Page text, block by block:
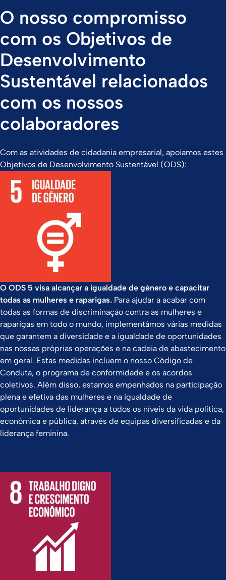
O nosso compromisso
com os Objetivos de
Desenvolvimento
Sustentável relacionados
com os nossos
colaboradores
Com as atividades de cidadania empresarial, apoiamos estes
Objetivos de Desenvolvimento Sustentável (ODS):
O ODS 5 visa alcançar a igualdade de género e capacitar
todas as mulheres e raparigas. Para ajudar a acabar com
todas as formas de discriminação contra as mulheres e
raparigas em todo o mundo, implementámos várias medidas
que garantem a diversidade e a igualdade de oportunidades
nas nossas próprias operações e na cadeia de abastecimento
em geral. Estas medidas incluem o nosso Código de
Conduta, o programa de conformidade e os acordos
coletivos. Além disso, estamos empenhados na participação
plena e efetiva das mulheres e na igualdade de
oportunidades de liderança a todos os níveis da vida política,
económica e pública, através de equipas diversificadas e da
liderança feminina.